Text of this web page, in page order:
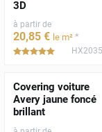
3D
à partir de
20,85 € le m² *
*****
Covering voiture
Avery jaune foncé
brillant